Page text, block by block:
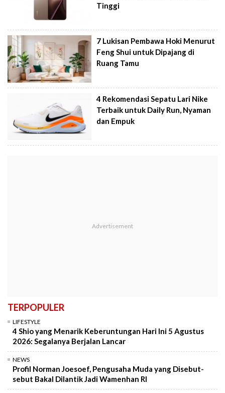
Tinggi
7 Lukisan Pembawa Hoki Menurut
Feng Shui untuk Dipajang di
Ruang Tamu
4 Rekomendasi Sepatu Lari Nike
Terbaik untuk Daily Run, Nyaman
dan Empuk
TERPOPULER
LIFESTYLE
4 Shio yang Menarik Keberuntungan Hari Ini 5 Agustus
2026: Segalanya Berjalan Lancar
NEWS
Profil Norman Joesoef, Pengusaha Muda yang Disebut-
sebut Bakal Dilantik Jadi Wamenhan RI